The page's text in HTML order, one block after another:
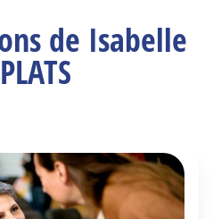
de Isabelle